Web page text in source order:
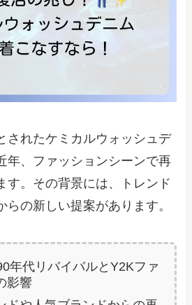
されたケミカルウォッシュデ
年、ファッションシーンで再
す。その背景には、トレンド
らの新しい提案があります。
年代リバイバルとY2Kファ
影響